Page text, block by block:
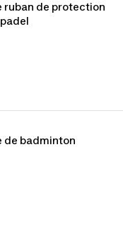
ruban de protection
de badminton